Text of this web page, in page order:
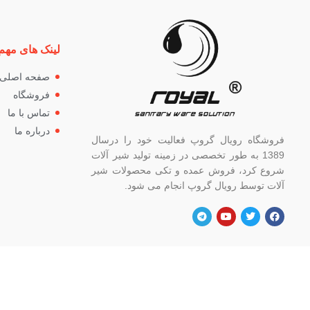
فروشگاه رویال گروپ فعالیت خود را درسال
1389 به طور تخصصی در زمینه تولید شیر آلات
شروع کرد، فروش عمده و تکی محصولات شیر
آلات توسط رویال گروپ انجام می شود.
لینک های
صفحه اصلی
فروشگاه
تماس با ما
درباره ما